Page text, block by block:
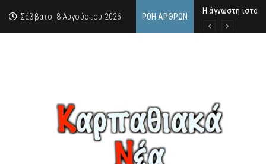
Σάββατο, 8 Αυγούστου 2026 ΡΟΉ ΆΡΘΡΩΝ
Η άγνωστη
Νέος
Σύγκληση